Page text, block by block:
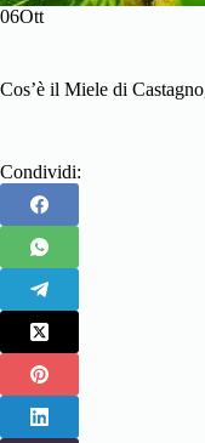
06Ott
Cos’è il Miele di
Condividi: